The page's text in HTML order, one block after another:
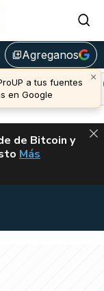
library_addAgreganos
×
a tus fuentes
en Google
Avalanche (-
u$s 6,47
de Bitcoin y
VUELVE EL
Más